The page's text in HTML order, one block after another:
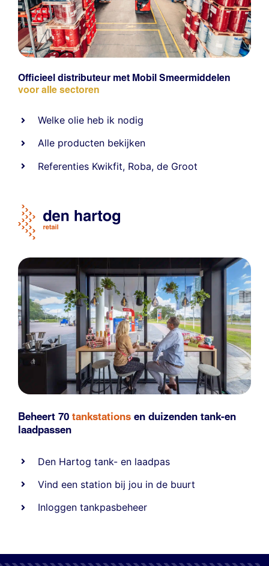
Officieel distributeur met Mobil Smeermiddelen
voor alle sectoren
Welke olie heb ik nodig
Alle producten bekijken
Referenties Kwikfit, Roba,de Groot
Beheert 70 tankstations en duizenden tank-en
laadpassen
Den Hartog tank- en laadpas
Vind een station bij jou in de buurt
Inloggen tankpasbeheer